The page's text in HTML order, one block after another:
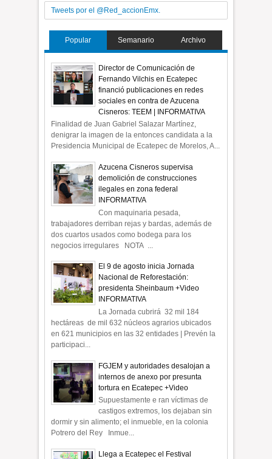
Tweets por el @Red_accionEmx.
Popular Semanario Archivo
Director de Comunicación de
Fernando Vilchis en Ecatepec
financió publicaciones en redes
sociales en contra de Azucena
Cisneros: TEEM | INFORMATIVA
Finalidad de Juan Gabriel Salazar Martínez,
denigrar la imagen de la entonces candidata a la
Presidencia Municipal de Ecatepec de Morelos, A...
Azucena Cisneros supervisa
demolición de construcciones
ilegales en zona federal
INFORMATIVA
Con maquinaria pesada,
trabajadores derriban rejas y bardas, además de
dos cuartos usados como bodega para los
negocios irregulares NOTA ...
El 9 de agosto inicia Jornada
Nacional de Reforestación:
presidenta Sheinbaum +Video
INFORMATIVA
La Jornada cubrirá 32 mil 184
hectáreas de mil 632 núcleos agrarios ubicados
en 621 municipios en las 32 entidades | Prevén la
participaci...
FGJEM y autoridades desalojan a
internos de anexo por presunta
tortura en Ecatepec +Video
Supuestamente e ran víctimas de
castigos extremos, los dejaban sin
dormir y sin alimento; el inmueble, en la colonia
Potrero del Rey Inmue...
Llega a Ecatepec el Festival